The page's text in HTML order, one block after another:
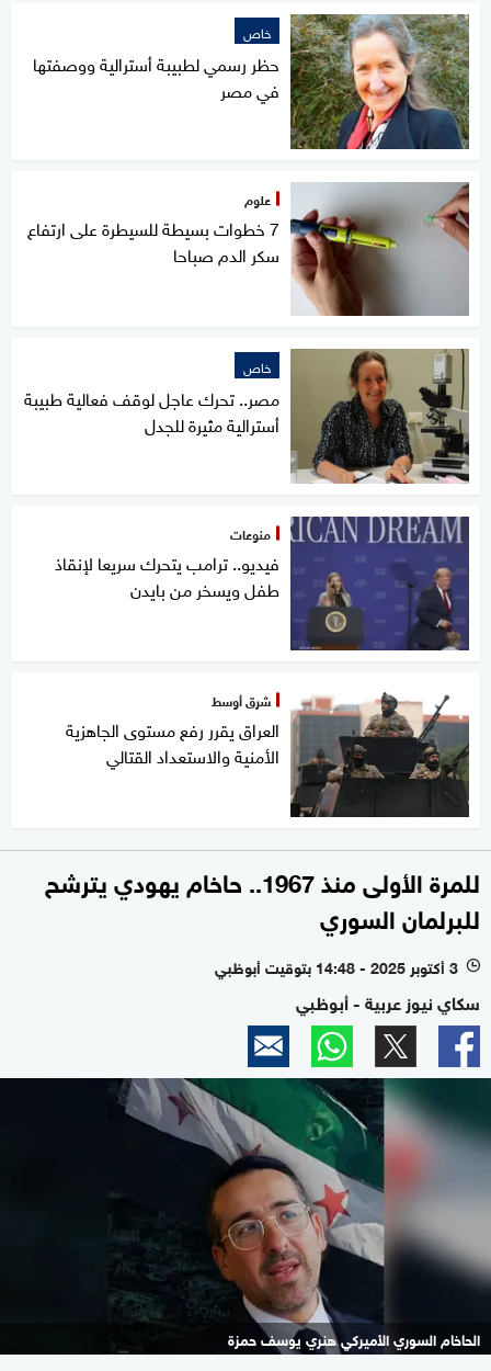
خاص
حظر رسمي لطبيبة أسترالية ووصفتها
في مصر
علوم
7 خطوات بسيطة للسيطرة على ارتفاع
سكر الدم صباحا
خاص
مصر.. تحرك عاجل لوقف فعالية طبيبة
أسترالية مثيرة للجدل
منوعات
فيديو.. ترامب يتحرك سريعا لإنقاذ
طفل ويسخر من بايدن
شرق أوسط
العراق يقرر رفع مستوى الجاهزية
الأمنية والاستعداد القتالي
للمرة الأولى منذ 1967.. حاخام يهودي يترشح
للبرلمان السوري
l 3 أكتوبر 2025 - 14:48 بتوقيت أبوظبي
سكاي نيوز عربية - أبوظبي
الحاخام السوري الأميركي هنري يوسف حمزة